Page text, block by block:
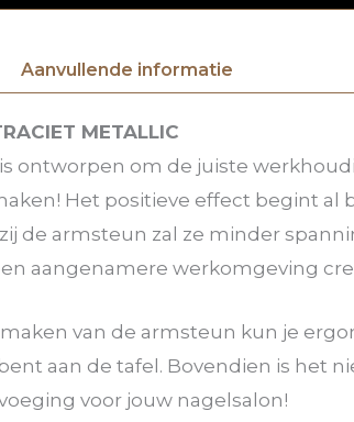
Aanvullende informatie
METALLIC
ontworpen om de juiste
Het positieve effect begint al
de armsteun zal ze minder
aangenamere werkomgeving
van de armsteun kun je
aan de tafel. Bovendien is het
voor jouw nagelsalon!